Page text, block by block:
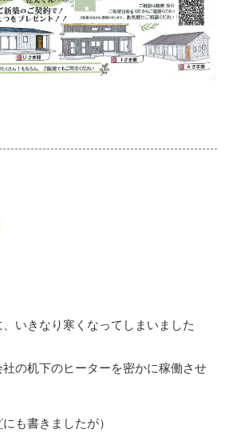
いきなり寒くなってしまいました
の机下のヒーターを密かに稼働させ
にも書きましたが）